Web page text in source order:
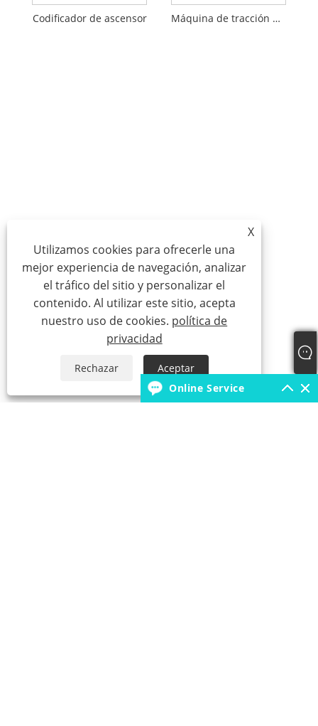
Codificador de ascensor Máquina de tracción de ascensor
X
Utilizamos cookies para ofrecerle una
mejor experiencia de navegación, analizar
el tráfico del sitio y personalizar el
contenido. Al utilizar este sitio, acepta
nuestro uso de cookies. política de
privacidad
Rechazar
Aceptar
Online Service